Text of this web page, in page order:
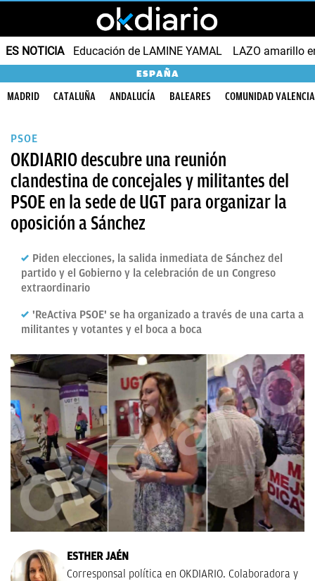
ES NOTICIA Educación de LAMINE YAMAL LAZO amarillo
ESPAÑA
MADRID CATALUÑA ANDALUCÍA BALEARES COMUNIDAD
PSOE
OKDIARIO descubre una reunión
clandestina de concejales y militantes del
PSOE en la sede de UGT para organizar la
oposición a Sánchez
Piden elecciones, la salida inmediata de Sánchez del
partido y el Gobierno y la celebración de un Congreso
extraordinario
'ReActiva PSOE' se ha organizado a través de una carta a
militantes y votantes y el boca a boca
ESTHER JAÉN
Corresponsal política en OKDIARIO. Colaboradora y